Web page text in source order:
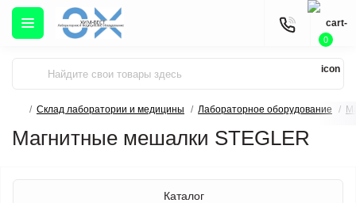
0
Склад лаборатории и медицины Лабораторное оборудование
Магнитные мешалки STEGLER
Каталог